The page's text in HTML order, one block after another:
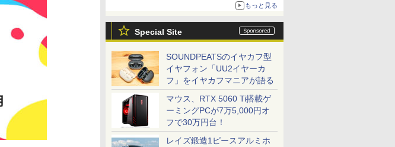
もっと見る
Special Site
SOUNDPEATSのイヤカフ型
イヤフォン「UU2イヤーカ
フ」をイヤカフマニアが語る
マウス、RTX 5060 Ti搭載ゲ
ーミングPCが7万5,000円オ
フで30万円台！
レイズ鍛造1ピースアルミホ